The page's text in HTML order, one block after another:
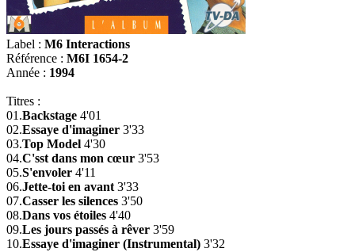
Label : M6 Interactions
Référence : M6I 1654-2
Année : 1994
Titres :
01.Backstage 4'01
02.Essaye d'imaginer 3'33
03.Top Model 4'30
04.C'sst dans mon cœur 3'53
05.S'envoler 4'11
06.Jette-toi en avant 3'33
07.Casser les silences 3'50
08.Dans vos étoiles 4'40
09.Les jours passés à rêver 3'59
10.Essaye d'imaginer (Instrumental) 3'32